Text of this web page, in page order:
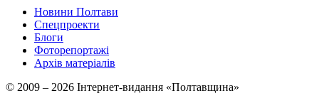
Новини Полтави
Спецпроекти
Блоги
Фоторепортажі
Архів матеріалів
© 2009 – 2026 Інтернет-видання «Полтавщина»